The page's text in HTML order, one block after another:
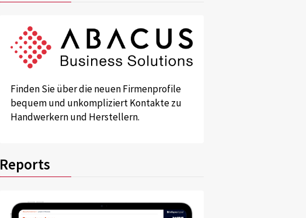
Finden Sie über die neuen Firmenprofile
bequem und unkompliziert Kontakte zu
Handwerkern und Herstellern.
Reports